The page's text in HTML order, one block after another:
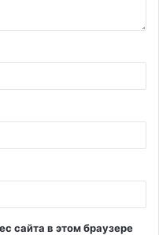
сайта в этом браузере